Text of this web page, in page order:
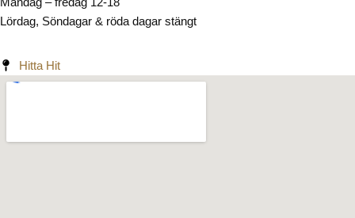
Lördag, Söndagar & röda dagar stängt
Hitta Hit